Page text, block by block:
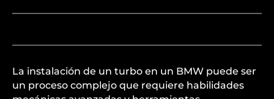
La instalación de un turbo en un BMW puede ser
un proceso complejo que requiere habilidades